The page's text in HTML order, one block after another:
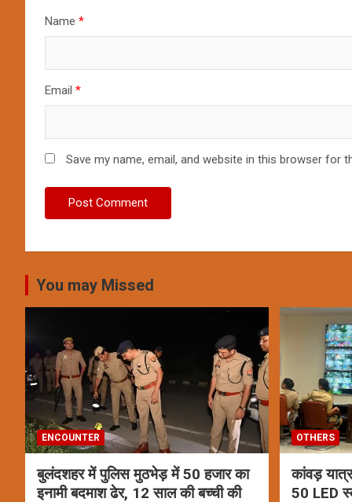
Name *
Email *
Save my name, email, and website in this browser for
You may Missed
ENCOUNTER
बुलंदशहर में पुलिस मुठभेड़ में 50 हजार का
इनामी बदमाश ढेर, 12 साल की बच्ची की
OTHERS
कांवड़
50 LED